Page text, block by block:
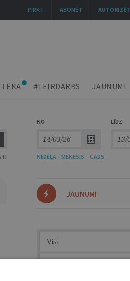
#TEIRDARBS JAUNUMI
NO LĪDZ
NEDĒĻA MĒNESIS GADS
JAUNUMI
Visi
ABONĒT
PIRKT